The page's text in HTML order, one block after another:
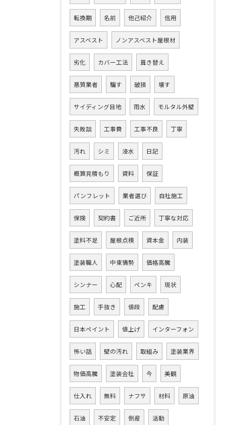
転換期 名前 他己紹介 信用
アスベスト ノンアスベスト屋根材
劣化 カバー工法 葺き替え
悪質業者 騙す 破損 壊す
サイディング目地 雨水 モルタル外壁
失敗談 工事費 工事不良 丁寧
汚れ シミ 浸水 日記
概算見積もり 資料 保証
パンフレット 業者選び 自社施工
保険 契約書 ご近所 丁寧な対応
塗料不足 屋根点検 資本金 内装
塗装職人 中東情勢 価格高騰
シンナー 心配 ペンキ 現状
施工 手抜き 値段 配慮
日本ペイント 値上げ インターフォン
怖い話 壁の汚れ 取組み 塗装業界
物価高騰 塗装会社 今 美観
仕入れ 無料 ナフサ 材料 原油
石油 不安定 倒産 活動